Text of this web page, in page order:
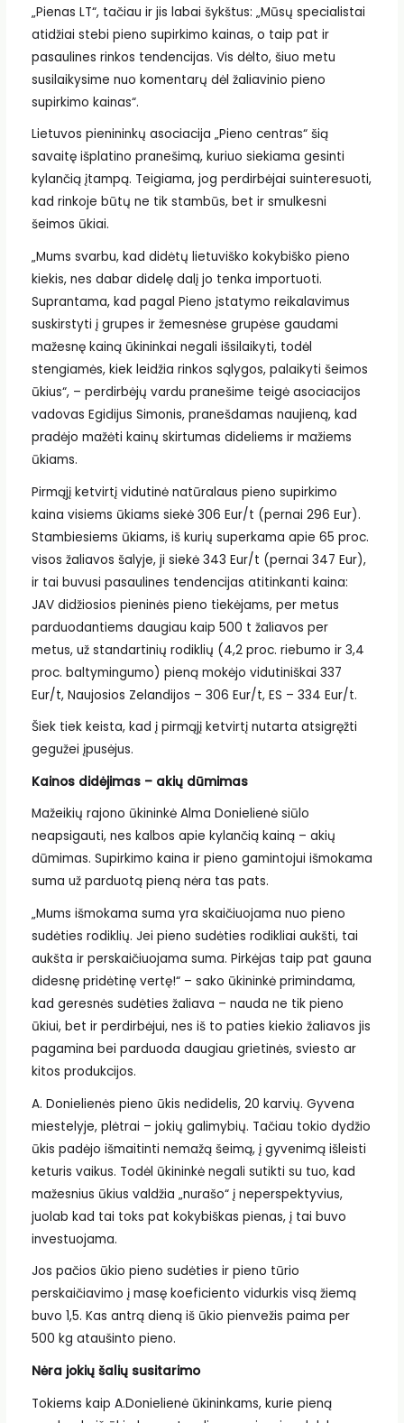
„Pienas LT“, tačiau ir jis labai šykštus: „Mūsų specialistai
atidžiai stebi pieno supirkimo kainas, o taip pat ir
pasaulines rinkos tendencijas. Vis dėlto, šiuo metu
susilaikysime nuo komentarų dėl žaliavinio pieno
supirkimo kainas“.
Lietuvos pienininkų asociacija „Pieno centras“ šią
savaitę išplatino pranešimą, kuriuo siekiama gesinti
kylančią įtampą. Teigiama, jog perdirbėjai suinteresuoti,
kad rinkoje būtų ne tik stambūs, bet ir smulkesni
šeimos ūkiai.
„Mums svarbu, kad didėtų lietuviško kokybiško pieno
kiekis, nes dabar didelę dalį jo tenka importuoti.
Suprantama, kad pagal Pieno įstatymo reikalavimus
suskirstyti į grupes ir žemesnėse grupėse gaudami
mažesnę kainą ūkininkai negali išsilaikyti, todėl
stengiamės, kiek leidžia rinkos sąlygos, palaikyti šeimos
ūkius“, – perdirbėjų vardu pranešime teigė asociacijos
vadovas Egidijus Simonis, pranešdamas naujieną, kad
pradėjo mažėti kainų skirtumas dideliems ir mažiems
ūkiams.
Pirmąjį ketvirtį vidutinė natūralaus pieno supirkimo
kaina visiems ūkiams siekė 306 Eur/t (pernai 296 Eur).
Stambiesiems ūkiams, iš kurių superkama apie 65 proc.
visos žaliavos šalyje, ji siekė 343 Eur/t (pernai 347 Eur),
ir tai buvusi pasaulines tendencijas atitinkanti kaina:
JAV didžiosios pieninės pieno tiekėjams, per metus
parduodantiems daugiau kaip 500 t žaliavos per
metus, už standartinių rodiklių (4,2 proc. riebumo ir 3,4
proc. baltymingumo) pieną mokėjo vidutiniškai 337
Eur/t, Naujosios Zelandijos – 306 Eur/t, ES – 334 Eur/t.
Šiek tiek keista, kad į pirmąjį ketvirtį nutarta atsigręžti
gegužei įpusėjus.
Kainos didėjimas – akių dūmimas
Mažeikių rajono ūkininkė Alma Donielienė siūlo
neapsigauti, nes kalbos apie kylančią kainą – akių
dūmimas. Supirkimo kaina ir pieno gamintojui išmokama
suma už parduotą pieną nėra tas pats.
„Mums išmokama suma yra skaičiuojama nuo pieno
sudėties rodiklių. Jei pieno sudėties rodikliai aukšti, tai
aukšta ir perskaičiuojama suma. Pirkėjas taip pat gauna
didesnę pridėtinę vertę!“ – sako ūkininkė primindama,
kad geresnės sudėties žaliava – nauda ne tik pieno
ūkiui, bet ir perdirbėjui, nes iš to paties kiekio žaliavos jis
pagamina bei parduoda daugiau grietinės, sviesto ar
kitos produkcijos.
A. Donielienės pieno ūkis nedidelis, 20 karvių. Gyvena
miestelyje, plėtrai – jokių galimybių. Tačiau tokio dydžio
ūkis padėjo išmaitinti nemažą šeimą, į gyvenimą išleisti
keturis vaikus. Todėl ūkininkė negali sutikti su tuo, kad
mažesnius ūkius valdžia „nurašo“ į neperspektyvius,
juolab kad tai toks pat kokybiškas pienas, į tai buvo
investuojama.
Jos pačios ūkio pieno sudėties ir pieno tūrio
perskaičiavimo į masę koeficiento vidurkis visą žiemą
buvo 1,5. Kas antrą dieną iš ūkio pienvežis paima per
500 kg ataušinto pieno.
Nėra jokių šalių susitarimo
Tokiems kaip A.Donielienė ūkininkams, kurie pieną